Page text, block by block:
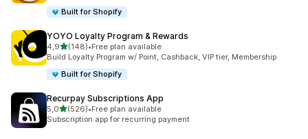
Built for Shopify
YOYO Loyalty Program & Rewards
4,9z 5 hvězd
(148)
Celkový počet recenzí: 148
•Free plan available
Build Loyalty Program w/ Point, Cashback, VIP tier, Membership
Built for Shopify
Recurpay Subscriptions App
5,0z 5 hvězd
(526)
Celkový počet recenzí: 526
•Free plan available
Subscription app for recurring payment